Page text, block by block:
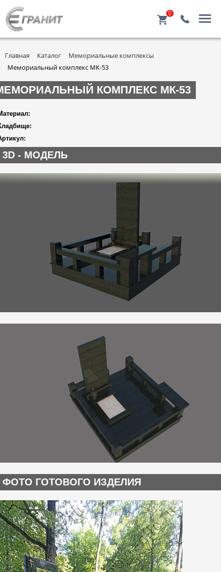
0
Главная Каталог
Мемориальные комплексы
Мемориальный комплекс МК-53
КОМПЛЕКС МК-53
3D - МОДЕЛЬ
ФОТО ГОТОВОГО ИЗДЕЛИЯ